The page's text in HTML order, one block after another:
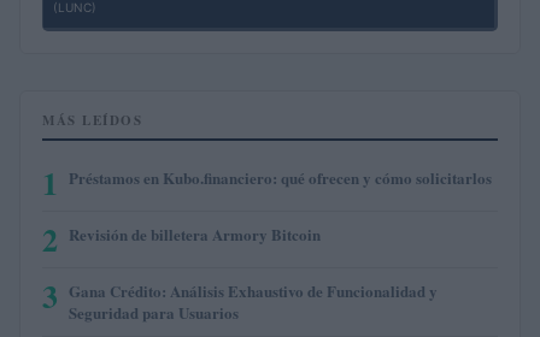
(LUNC)
MÁS LEÍDOS
1 Préstamos en Kubo.financiero: qué ofrecen y cómo solicitarlos
2 Revisión de billetera Armory Bitcoin
3 Gana Crédito: Análisis Exhaustivo de Funcionalidad y
Seguridad para Usuarios